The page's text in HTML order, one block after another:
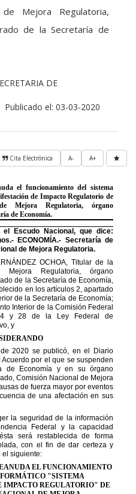
de Mejora Regulatoria,
de la Secretaría de
DE
Publicado el: 03-03-2020
A+
A-
Cita Electrónica